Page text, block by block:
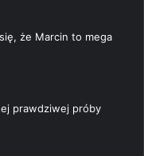
że Marcin to mega
prawdziwej próby